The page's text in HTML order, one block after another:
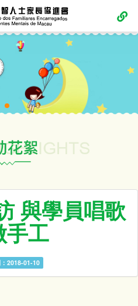
與學員唱歌
手工
2018-01-10